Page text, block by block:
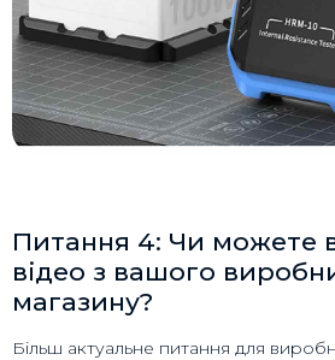
Питання 4: Чи можете
відео з вашого
магазину?
Більш актуальне питання для